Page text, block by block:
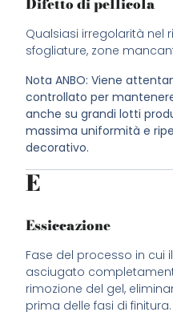
Difetto di pellicola
Qualsiasi irregolarità nel
sfogliature, zone
Nota ANBO: Viene
controllato per
anche su grandi lotti
massima uniformità e
decorativo.
E
Essiccazione
Fase del processo in cui
asciugato
rimozione del gel,
prima delle fasi di finitura.